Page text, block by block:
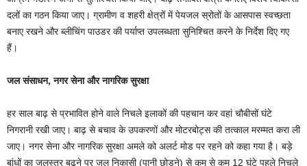
दलों का गठन किया जाए। ग्रामीण व शहरी क्षेत्रों में पेयजल स्रोतों के आसपास स्वच्छता
बनाए रखने और ब्लीचिंग पाउडर की पर्याप्त उपलब्धता सुनिश्चित करने के निर्देश दिए गए
हैं।
जल संसाधन, नगर सेना और नागरिक सुरक्षा
हर साल बाढ़ से प्रभावित होने वाले निचले इलाकों की पहचान कर वहां चौबीसों घंटे
निगरानी रखी जाए। बाढ़ से बचाव के उपकरणों और मोटरबोट्स की तत्काल मरम्मत करा ली
जाए। नगर सेना और नागरिक सुरक्षा अमले को अलर्ट मोड पर रहने को कहा गया है। बड़े
बांधों का जलस्तर बढ़ने पर जल निकासी (पानी छोड़ने) से कम से कम 12 घंटे पहले निचले